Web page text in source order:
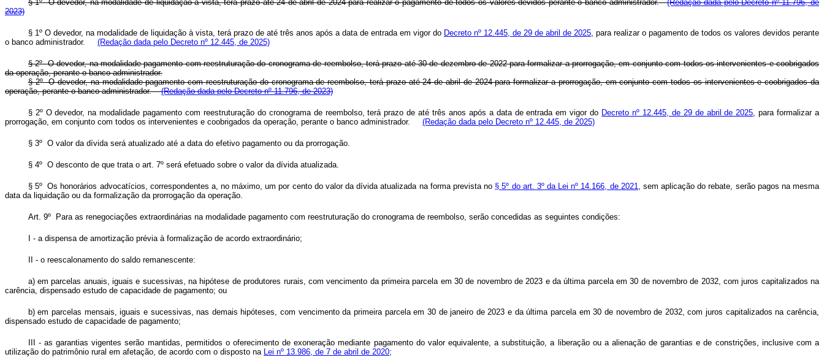
§ 1º O devedor, na modalidade de liquidação à vista, terá prazo até 24 de abril de 2024 para realizar o pagamento de todos os valores devidos perante o banco administrador.
(Redação dada pelo Decreto nº 11.796, de
2023)
§ 1º O devedor, na modalidade de liquidação à vista, terá prazo de até três anos após a data de entrada em vigor do Decreto nº 12.445, de 29 de abril de 2025, para realizar o pagamento de todos os valores devidos perante
o banco administrador.
(Redação dada pelo Decreto nº 12.445, de 2025)
§ 2º O devedor, na modalidade pagamento com reestruturação do cronograma de reembolso, terá prazo até 30 de dezembro de 2022 para formalizar a prorrogação, em conjunto com todos os intervenientes e coobrigados
da operação, perante o banco administrador.
§ 2º O devedor, na modalidade pagamento com reestruturação do cronograma de reembolso, terá prazo até 24 de abril de 2024 para formalizar a prorrogação, em conjunto com todos os intervenientes e coobrigados da
operação, perante o banco administrador.
(Redação dada pelo Decreto nº 11.796, de 2023)
§ 2º O devedor, na modalidade pagamento com reestruturação do cronograma de reembolso, terá prazo de até três anos após a data de entrada em vigor do Decreto nº 12.445, de 29 de abril de 2025, para formalizar a
prorrogação, em conjunto com todos os intervenientes e coobrigados da operação, perante o banco administrador.
(Redação dada pelo Decreto nº 12.445, de 2025)
§ 3º O valor da dívida será atualizado até a data do efetivo pagamento ou da prorrogação.
§ 4º O desconto de que trata o art. 7º será efetuado sobre o valor da dívida atualizada.
§ 5ºOs honorários advocatícios, correspondentes a, no máximo, um por cento do valor da dívida atualizada na forma prevista no § 5º do art. 3º da Lei nº 14.166, de 2021, sem aplicação do rebate, serão pagos na mesma
data da liquidação ou da formalização da prorrogação da operação.
Art. 9º Para as renegociações extraordinárias na modalidade pagamento com reestruturação do cronograma de reembolso, serão concedidas as seguintes condições:
I - a dispensa de amortização prévia à formalização de acordo extraordinário;
II - o reescalonamento do saldo remanescente:
a) em parcelas anuais, iguais e sucessivas, na hipótese de produtores rurais, com vencimento da primeira parcela em 30 de novembro de 2023 e da última parcela em 30 de novembro de 2032, com juros capitalizados na
carência, dispensado estudo de capacidade de pagamento; ou
b) em parcelas mensais, iguais e sucessivas, nas demais hipóteses, com vencimento da primeira parcela em 30 de janeiro de 2023 e da última parcela em 30 de novembro de 2032, com juros capitalizados na carência,
dispensado estudo de capacidade de pagamento;
III - as garantias vigentes serão mantidas, permitidos o oferecimento de exoneração mediante pagamento do valor equivalente, a substituição, a liberação ou a alienação de garantias e de constrições, inclusive com a
utilização do patrimônio rural em afetação, de acordo com o disposto na Lei nº 13.986, de 7 de abril de 2020;